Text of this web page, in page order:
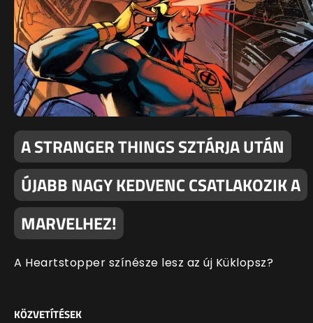
A STRANGER THINGS SZTÁRJA UTÁN
ÚJABB NAGY KEDVENC CSATLAKOZIK A
MARVELHEZ!
A Heartstopper színésze lesz az új Küklopsz?
KÖZVETÍTÉSEK